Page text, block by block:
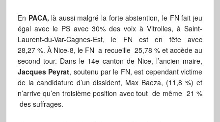
En PACA, là aussi malgré la forte abstention, le FN fait jeu
égal avec le PS avec 30% des voix à Vitrolles, à Saint-
Laurent-du-Var-Cagnes-Est, le FN est en tête avec
28,27 %. À Nice-8, le FN a recueille 25,78 % et accède au
second tour. Dans le 14e canton de Nice, l’ancien maire,
Jacques Peyrat, soutenu par le FN, est cependant victime
de la candidature d’un dissident, Max Baeza, (11,8 %) et
n’arrive qu’en troisième position avec tout de même 21 %
des suffrages.